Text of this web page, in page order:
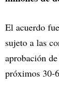
El acuerdo
sujeto a las
aprobación
próximos 30-